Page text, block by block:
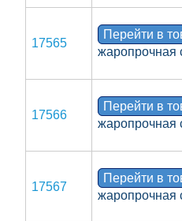
17565
Перейти в
жаропрочная
17566
Перейти в
жаропрочная
17567
Перейти в
жаропрочная